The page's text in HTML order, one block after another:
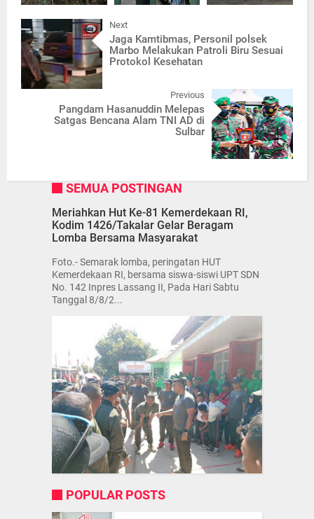
Next
Jaga Kamtibmas, Personil polsek
Marbo Melakukan Patroli Biru Sesuai
Protokol Kesehatan
Previous
Pangdam Hasanuddin Melepas
Satgas Bencana Alam TNI AD di
Sulbar
SEMUA POSTINGAN
Meriahkan Hut Ke-81 Kemerdekaan RI,
Kodim 1426/Takalar Gelar Beragam
Lomba Bersama Masyarakat
Foto.- Semarak lomba, peringatan HUT
Kemerdekaan RI, bersama siswa-siswi UPT SDN
No. 142 Inpres Lassang II, Pada Hari Sabtu
Tanggal 8/8/2...
POPULAR POSTS